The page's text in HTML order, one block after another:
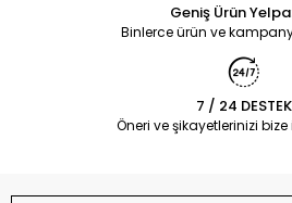
Geniş Ürün
Binlerce ürün ve
7 / 24 DESTEK
Öneri ve şikayetlerinizi